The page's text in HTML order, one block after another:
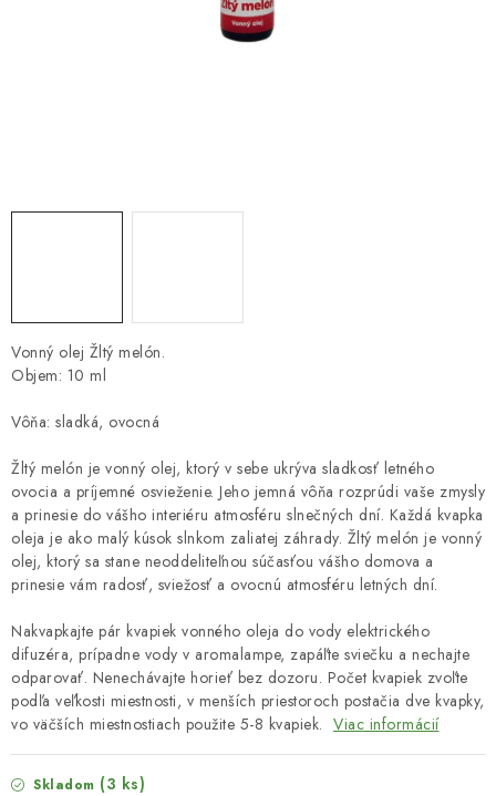
Podmienky ochrany osobných údajov
Vonný olej Žltý melón.
Objem: 10 ml
Vôňa: sladká, ovocná
Žltý melón je vonný olej, ktorý v sebe ukrýva sladkosť letného
ovocia a príjemné osvieženie. Jeho jemná vôňa rozprúdi vaše zmysly
a prinesie do vášho interiéru atmosféru slnečných dní. Každá kvapka
oleja je ako malý kúsok slnkom zaliatej záhrady. Žltý melón je vonný
olej, ktorý sa stane neoddeliteľnou súčasťou vášho domova a
prinesie vám radosť, sviežosť a ovocnú atmosféru letných dní.
Nakvapkajte pár kvapiek vonného oleja do vody elektrického
difuzéra, prípadne vody v aromalampe, zapáľte sviečku a nechajte
odparovať. Nenechávajte horieť bez dozoru. Počet kvapiek zvoľte
podľa veľkosti miestnosti, v menších priestoroch postačia dve kvapky,
vo väčších miestnostiach použite 5-8 kvapiek. Viac informácií
Skladom (3 ks)